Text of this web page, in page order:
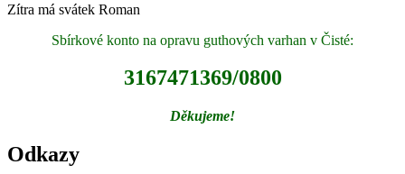
Zítra má svátek Roman
Sbírkové konto na opravu guthových varhan v Čisté:
3167471369/0800
Děkujeme!
Odkazy